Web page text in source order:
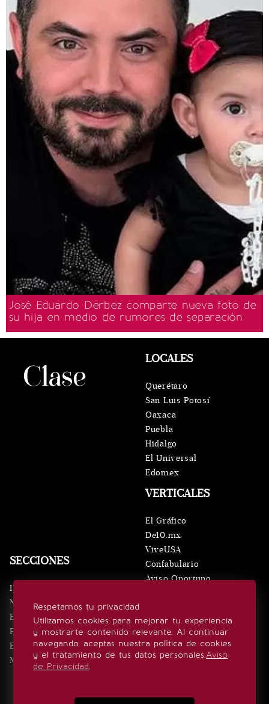
José Eduardo Derbez comparte nueva foto de
su hija en medio de rumores de separación
Respetamos tu privacidad
Utilizamos cookies para mejorar tu experiencia
y mostrarte contenido relevante. Al continuar
navegando, aceptas nuestra política de cookies
y el tratamiento de tus datos personales.Aviso
de Privacidad.
SECCIONES
Inicio
Noticias
Eventos
Realeza
Estilo de vida
Minuto x Minuto
VERTICALES
El Gráfico
De10.mx
ViveUSA
Confabulario
Aviso Oportuno
LOCALES
Querétaro
San Luis Potosí
Oaxaca
Puebla
Hidalgo
El Universal
Edomex
SÍGUENOS